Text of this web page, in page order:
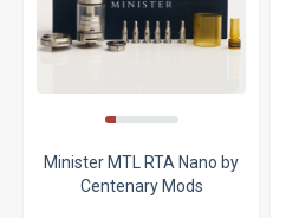
Minister MTL RTA Nano by
Centenary Mods